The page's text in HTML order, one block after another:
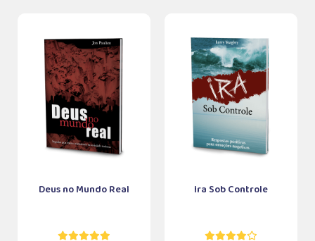
Deus no Mundo Real Ira Sob Controle